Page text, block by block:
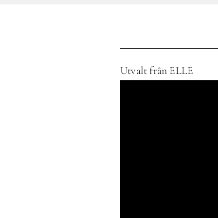
Utvalt från ELLE